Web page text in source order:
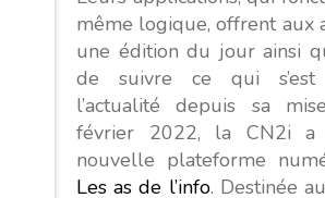
même logique, offrent aux
une édition du jour ainsi
de suivre ce qui s’est
l’actualité depuis sa
février 2022, la CN2i a
nouvelle plateforme
Les as de l’info. Destinée